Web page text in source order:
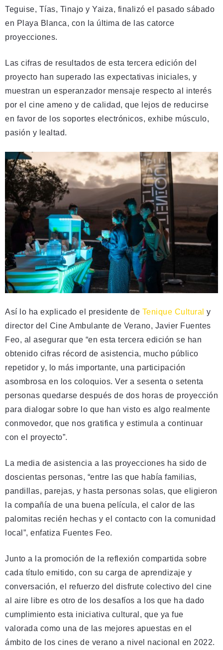
Teguise, Tías, Tinajo y Yaiza, finalizó el pasado sábado
en Playa Blanca, con la última de las catorce
proyecciones.
Las cifras de resultados de esta tercera edición del
proyecto han superado las expectativas iniciales, y
muestran un esperanzador mensaje respecto al interés
por el cine ameno y de calidad, que lejos de reducirse
en favor de los soportes electrónicos, exhibe músculo,
pasión y lealtad.
Así lo ha explicado el presidente de Tenique Cultural y
director del Cine Ambulante de Verano, Javier Fuentes
Feo, al asegurar que “en esta tercera edición se han
obtenido cifras récord de asistencia, mucho público
repetidor y, lo más importante, una participación
asombrosa en los coloquios. Ver a sesenta o setenta
personas quedarse después de dos horas de proyección
para dialogar sobre lo que han visto es algo realmente
conmovedor, que nos gratifica y estimula a continuar
con el proyecto”.
La media de asistencia a las proyecciones ha sido de
doscientas personas, “entre las que había familias,
pandillas, parejas, y hasta personas solas, que eligieron
la compañía de una buena película, el calor de las
palomitas recién hechas y el contacto con la comunidad
local”, enfatiza Fuentes Feo.
Junto a la promoción de la reflexión compartida sobre
cada título emitido, con su carga de aprendizaje y
conversación, el refuerzo del disfrute colectivo del cine
al aire libre es otro de los desafíos a los que ha dado
cumplimiento esta iniciativa cultural, que ya fue
valorada como una de las mejores apuestas en el
ámbito de los cines de verano a nivel nacional en 2022.